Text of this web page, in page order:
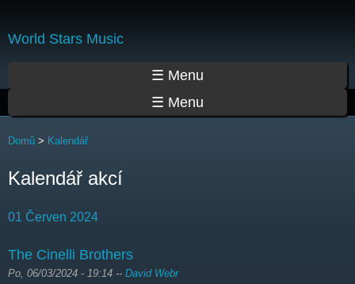
World Stars Music
☰ Menu
☰ Menu
Jste zde
Domů > Kalendář
Kalendář akcí
01 Červen 2024
The Cinelli Brothers
Po, 06/03/2024 - 19:14 -- David Webr